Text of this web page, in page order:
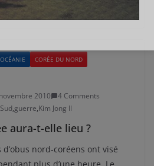
CORÉE DU NORD
2010
4 Comments
,guerre,Kim Jong Il
aura-t-elle lieu ?
nord-coréens ont visé